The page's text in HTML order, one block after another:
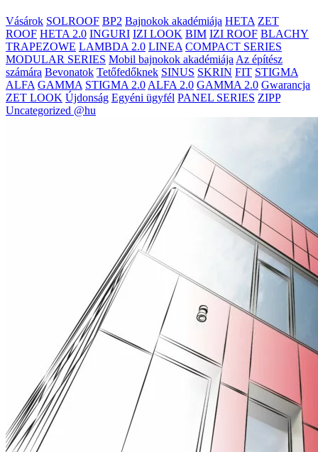
Vásárok SOLROOF BP2 Bajnokok akadémiája HETA ZET
ROOF HETA 2.0 INGURI IZI LOOK BIM IZI ROOF BLACHY
TRAPEZOWE LAMBDA 2.0 LINEA COMPACT SERIES
MODULAR SERIES Mobil bajnokok akadémiája Az építész
számára Bevonatok Tetőfedőknek SINUS SKRIN FIT STIGMA
ALFA GAMMA STIGMA 2.0 ALFA 2.0 GAMMA 2.0 Gwarancja
ZET LOOK Újdonság Egyéni ügyfél PANEL SERIES ZIPP
Uncategorized @hu